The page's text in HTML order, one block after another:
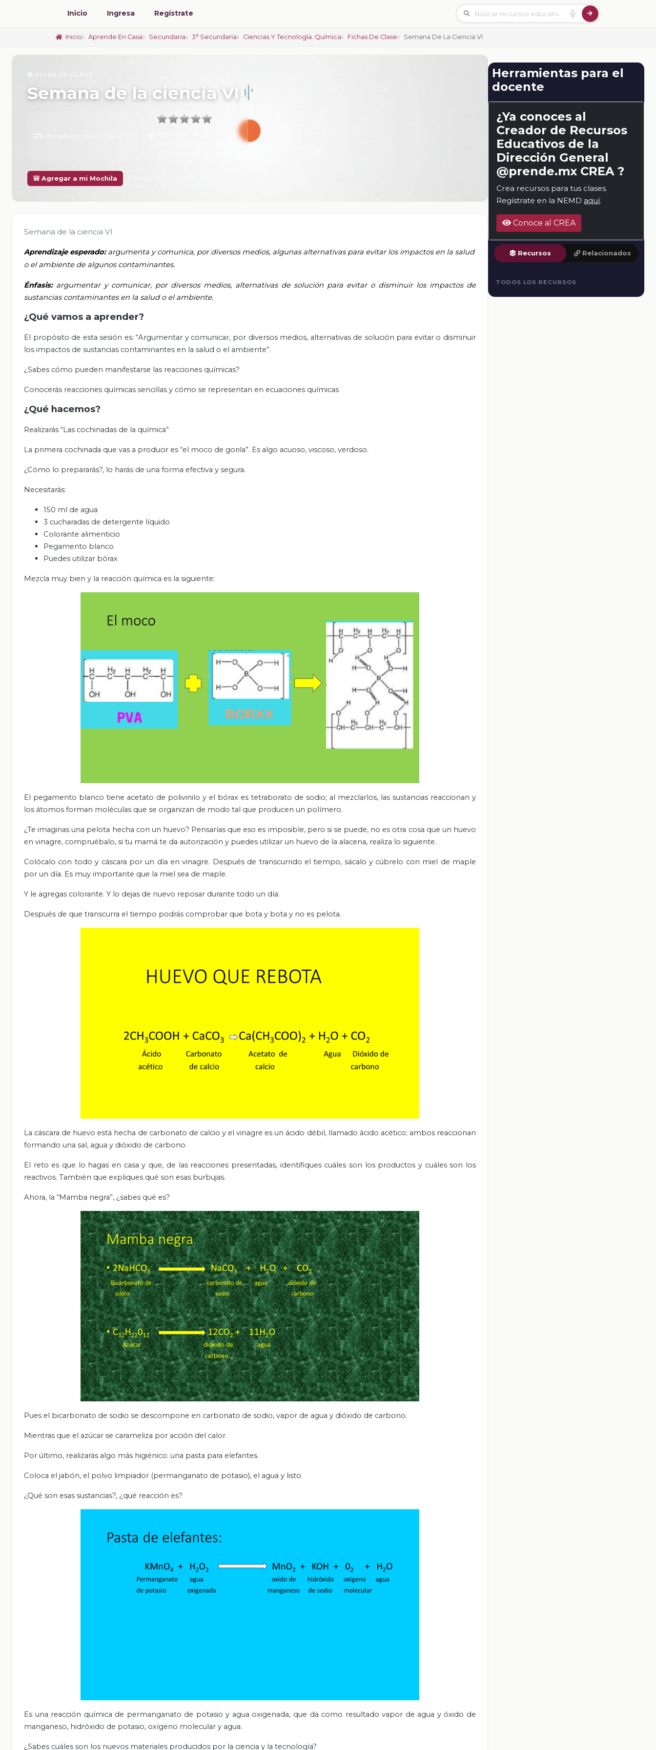
Inicio Ingresa Regístrate
Inicio Aprende En Casa Secundaria 3° Secundaria Ciencias Y Tecnología. Química Fichas De Clase Semana De La Ciencia VI
📚 FICHA DE CLASE
Semana de la ciencia VI
🎒 Agregar a mi Mochila
Semana de la ciencia VI
Aprendizaje esperado: argumenta y comunica, por diversos medios, algunas alternativas para evitar los impactos en la salud
o el ambiente de algunos contaminantes.
Énfasis: argumentar y comunicar, por diversos medios, alternativas de solución para evitar o disminuir los impactos de
sustancias contaminantes en la salud o el ambiente.
¿Qué vamos a aprender?
El propósito de esta sesión es: “Argumentar y comunicar, por diversos medios, alternativas de solución para evitar o disminuir
los impactos de sustancias contaminantes en la salud o el ambiente”.
¿Sabes cómo pueden manifestarse las reacciones químicas?
Conocerás reacciones químicas sencillas y cómo se representan en ecuaciones químicas
¿Qué hacemos?
Realizarás “Las cochinadas de la química”
La primera cochinada que vas a producir es “el moco de gorila”. Es algo acuoso, viscoso, verdoso.
¿Cómo lo prepararás?, lo harás de una forma efectiva y segura.
Necesitarás:
150 ml de agua
3 cucharadas de detergente líquido
Colorante alimenticio
Pegamento blanco
Puedes utilizar bórax
Mezcla muy bien y la reacción química es la siguiente:
El pegamento blanco tiene acetato de polivinilo y el bórax es tetraborato de sodio; al mezclarlos, las sustancias reaccionan y
los átomos forman moléculas que se organizan de modo tal que producen un polímero.
¿Te imaginas una pelota hecha con un huevo? Pensarías que eso es imposible, pero si se puede, no es otra cosa que un huevo
en vinagre, compruébalo, si tu mamá te da autorización y puedes utilizar un huevo de la alacena, realiza lo siguiente.
Colócalo con todo y cáscara por un día en vinagre. Después de transcurrido el tiempo, sácalo y cúbrelo con miel de maple
por un día. Es muy importante que la miel sea de maple.
Y le agregas colorante. Y lo dejas de nuevo reposar durante todo un día.
Después de que transcurra el tiempo podrás comprobar que bota y bota y no es pelota.
La cáscara de huevo está hecha de carbonato de calcio y el vinagre es un ácido débil, llamado ácido acético; ambos reaccionan
formando una sal, agua y dióxido de carbono.
El reto es que lo hagas en casa y que, de las reacciones presentadas, identifiques cuáles son los productos y cuáles son los
reactivos. También que expliques qué son esas burbujas.
Ahora, la “Mamba negra”, ¿sabes qué es?
Pues el bicarbonato de sodio se descompone en carbonato de sodio, vapor de agua y dióxido de carbono.
Mientras que el azúcar se carameliza por acción del calor.
Por último, realizarás algo más higiénico: una pasta para elefantes.
Coloca el jabón, el polvo limpiador (permanganato de potasio), el agua y listo.
¿Qué son esas sustancias?, ¿qué reacción es?
Es una reacción química de permanganato de potasio y agua oxigenada, que da como resultado vapor de agua y óxido de
manganeso, hidróxido de potasio, oxígeno molecular y agua.
¿Sabes cuáles son los nuevos materiales producidos por la ciencia y la tecnología?
Herramientas para el
docente
¿Ya conoces al
Creador de Recursos
Educativos de la
Dirección General
@prende.mx CREA ?
Crea recursos para tus clases.
Regístrate en la NEMD aquí.
Conoce al CREA
Recursos Relacionados
TODOS LOS RECURSOS